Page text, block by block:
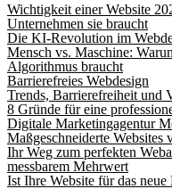
Wichtigkeit einer Website
Unternehmen sie braucht
Die KI-Revolution im
Mensch vs. Maschine:
Algorithmus braucht
Barrierefreies Webdesign
Trends, Barrierefreiheit und
8 Gründe für eine
Digitale Marketingagentur
Maßgeschneiderte Websites
Ihr Weg zum perfekten
messbarem Mehrwert
Ist Ihre Website für das